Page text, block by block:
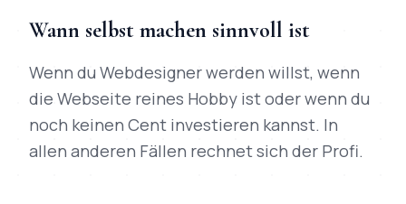
Wann selbst machen sinnvoll ist
Wenn du Webdesigner werden willst, wenn
die Webseite reines Hobby ist oder wenn du
noch keinen Cent investieren kannst. In
allen anderen Fällen rechnet sich der Profi.